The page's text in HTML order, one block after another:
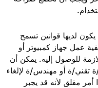
.
لديها قوانين تسمح
عمل جهاز كمبيوتر أو
للوصول إليه. يمكن أن
ة أو مهندس/ة لإلغاء
مقلق لأنه قد يجبر